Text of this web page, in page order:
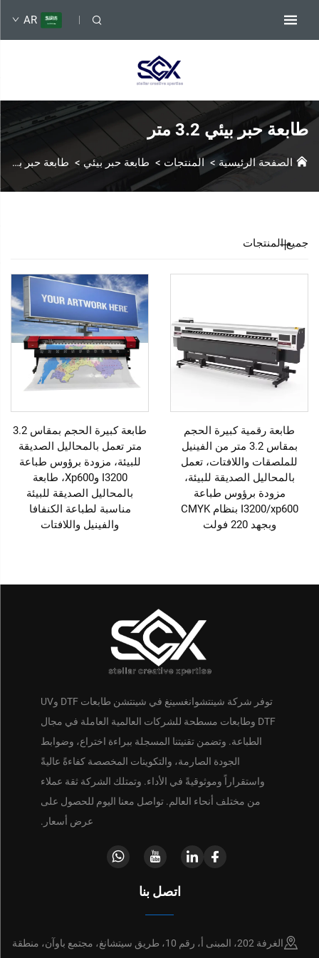
AR
طابعة حبر بيئي 3.2 متر
الصفحة الرئيسية >المنتجات > طابعة حبر بيئي > طابعة حبر بيئي 3.2 متر
جميع المنتجات
طابعة رقمية كبيرة الحجم
بمقاس 3.2 متر من الفينيل
للملصقات واللافتات، تعمل
بالمحاليل الصديقة للبيئة،
مزودة برؤوس طباعة
I3200/xp600 بنظام CMYK
وبجهد 220 فولت
طابعة كبيرة الحجم بمقاس 3.2
متر تعمل بالمحاليل الصديقة
للبيئة، مزودة برؤوس طباعة
I3200 وXp600، طابعة
بالمحاليل الصديقة للبيئة
مناسبة لطباعة الكنفافا
والفينيل واللافتات
توفر شركة شينتشوانغسينغ في شينتشن طابعات DTF وUV
DTF وطابعات مسطحة للشركات العالمية العاملة في مجال
الطباعة. وتضمن تقنيتنا المسجلة ببراءة اختراع، وضوابط
الجودة الصارمة، والتكوينات المخصصة كفاءةً عاليةً
واستقراراً وموثوقيةً في الأداء. وتمتلك الشركة ثقة عملاء
من مختلف أنحاء العالم. تواصل معنا اليوم للحصول على
عرض أسعار.
اتصل بنا
الغرفة 202، المبنى أ، رقم 10، طريق سيتشانغ، مجتمع باوآن، منطقة